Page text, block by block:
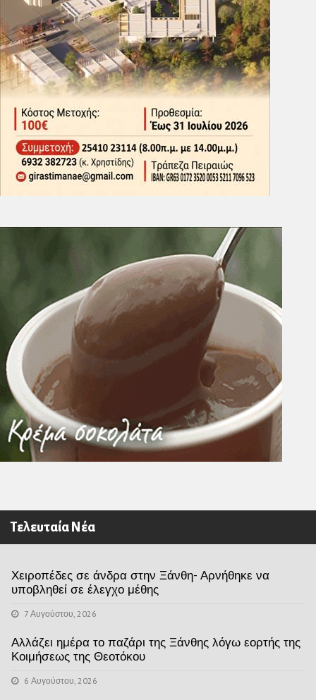
Τελευταία Νέα
Χειροπέδες σε άνδρα στην Ξάνθη- Αρνήθηκε να
υποβληθεί σε έλεγχο μέθης
7 Αυγούστου, 2026
Αλλάζει ημέρα το παζάρι της Ξάνθης λόγω εορτής της
Κοιμήσεως της Θεοτόκου
6 Αυγούστου, 2026